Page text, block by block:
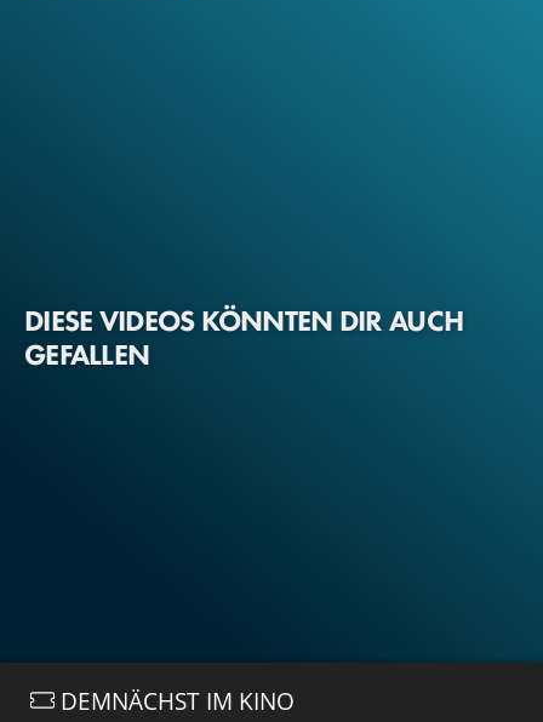
DIESE VIDEOS KÖNNTEN DIR AUCH
GEFALLEN
DEMNÄCHST IM KINO